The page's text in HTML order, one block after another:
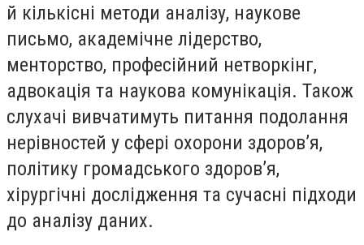
й кількісні методи аналізу, наукове
письмо, академічне лідерство,
менторство, професійний нетворкінг,
адвокація та наукова комунікація. Також
слухачі вивчатимуть питання подолання
нерівностей у сфері охорони здоров’я,
політику громадського здоров’я,
хірургічні дослідження та сучасні підходи
до аналізу даних.